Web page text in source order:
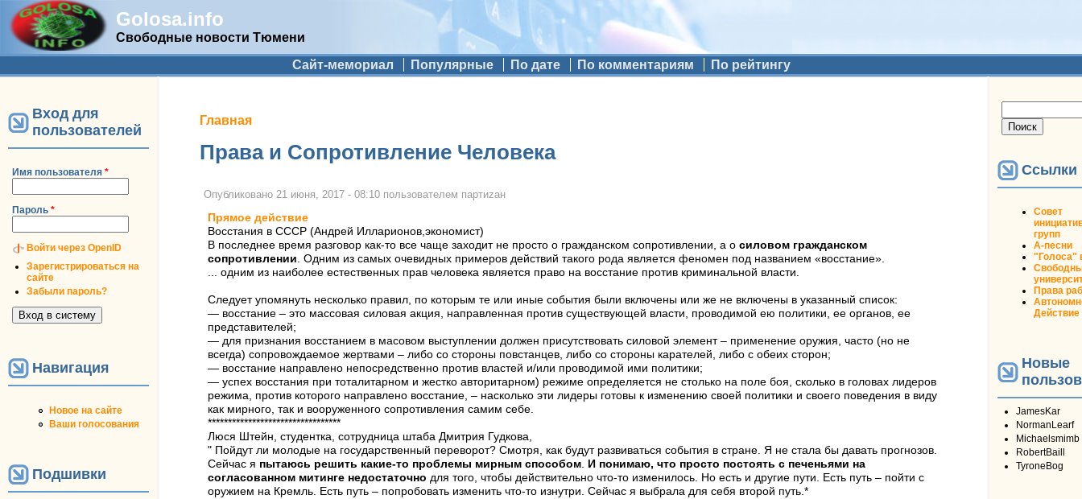
Golosa.info
Свободные новости Тюмени
Дополнительное меню Сайт-мемориал Популярные По дате По комментариям По рейтингу
Вход для
пользователей
Имя пользователя *
Пароль *
Войти через OpenID
Зарегистрироваться на
сайте
Забыли пароль?
Навигация
Новое на сайте
Ваши голосования
Подшивки
Вы здесь
Главная
Права и Сопротивление Человека
Опубликовано 21 июня, 2017 - 08:10 пользователем партиzан
Прямое действие
Восстания в СССР (Андрей Илларионов,экономист)
В последнее время разговор как-то все чаще заходит не просто о гражданском сопротивлении, а о силовом гражданском
сопротивлении . Одним из самых очевидных примеров действий такого рода является феномен под названием «восстание».
... одним из наиболее естественных прав человека является право на восстание против криминальной власти.
Следует упомянуть несколько правил, по которым те или иные события были включены или же не включены в указанный список:
— восстание – это массовая силовая акция, направленная против существующей власти, проводимой ею политики, ее органов, ее
представителей;
— для признания восстанием в масовом выступлении должен присутствовать силовой элемент – применение оружия, часто (но не
всегда) сопровождаемое жертвами – либо со стороны повстанцев, либо со стороны карателей, либо с обеих сторон;
— восстание направлено непосредственно против властей и/или проводимой ими политики;
— успех восстания при тоталитарном и жестко авторитарном) режиме определяется не столько на поле боя, сколько в головах лидеров
режима, против которого направлено восстание, – насколько эти лидеры готовы к изменению своей политики и своего поведения в виду
как мирного, так и вооруженного сопротивления самим себе.
*********************************
Люся Штейн, студентка, сотрудница штаба Дмитрия Гудкова,
" Пойдут ли молодые на государственный переворот? Смотря, как будут развиваться события в стране. Я не стала бы давать прогнозов.
Сейчас я пытаюсь решить какие-то проблемы мирным способом. И понимаю, что просто постоять с печеньями на
согласованном митинге недостаточно для того, чтобы действительно что-то изменилось. Но есть и другие пути. Есть путь – пойти с
оружием на Кремль. Есть путь – попробовать изменить что-то изнутри. Сейчас я выбрала для себя второй путь.*
поиска
Ссылки
Совет
групп
А-песни
Права
Действие
Новые
JamesKar
NormanLearf
Michaelsmimb
RobertBaill
TyroneBog